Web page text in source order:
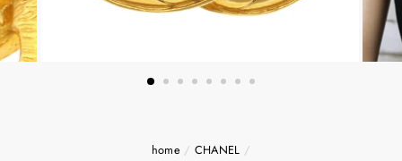
home / CHANEL /